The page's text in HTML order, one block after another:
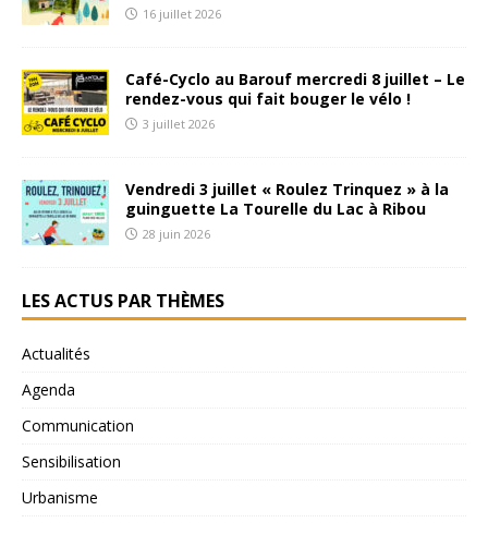
16 juillet 2026
Café-Cyclo au Barouf mercredi 8 juillet – Le
rendez-vous qui fait bouger le vélo !
3 juillet 2026
Vendredi 3 juillet « Roulez Trinquez » à la
guinguette La Tourelle du Lac à Ribou
28 juin 2026
LES ACTUS PAR THÈMES
Actualités
Agenda
Communication
Sensibilisation
Urbanisme